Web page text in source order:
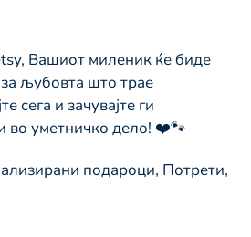
Вашиот миленик ќе биде
љубовта што трае
сега и зачувајте ги
во уметничко дело! ❤️🐾
подароци, Потрети,